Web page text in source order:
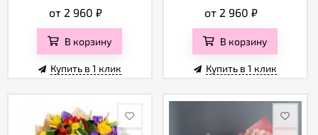
от 2 960 ₽
В корзину
Купить в 1 клик
от 2 960 ₽
В корзину
Купить в 1 клик